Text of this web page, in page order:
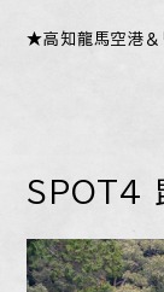
★高知龍馬空港＆
SPOT4